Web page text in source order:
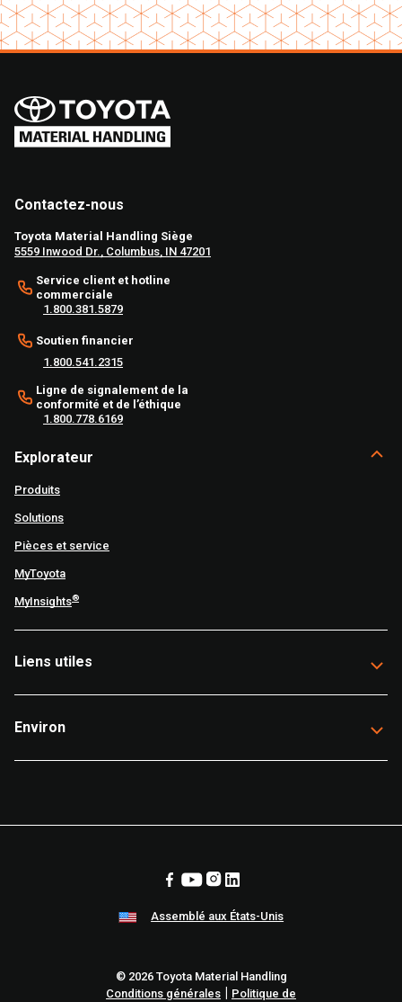
Contactez-nous
Toyota Material Handling Siège
5559 Inwood Dr., Columbus, IN 47201
Service client et hotline
commerciale
1.800.381.5879
Soutien financier
1.800.541.2315
Ligne de signalement de la
conformité et de l’éthique
1.800.778.6169
Explorateur
Produits
Solutions
Pièces et service
MyToyota
MyInsights®
Liens utiles
Environ
Assemblé aux États-Unis
© 2026 Toyota Material Handling
Conditions générales | Politique de